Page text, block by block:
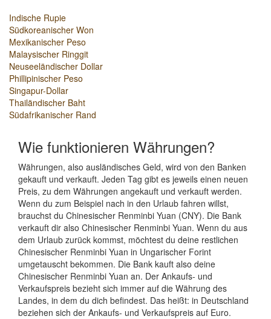
Indische Rupie
Südkoreanischer Won
Mexikanischer Peso
Malaysischer Ringgit
Neuseeländischer Dollar
Phillipinischer Peso
Singapur-Dollar
Thailändischer Baht
Südafrikanischer Rand
Wie funktionieren Währungen?
Währungen, also ausländisches Geld, wird von den Banken
gekauft und verkauft. Jeden Tag gibt es jeweils einen neuen
Preis, zu dem Währungen angekauft und verkauft werden.
Wenn du zum Beispiel nach in den Urlaub fahren willst,
brauchst du Chinesischer Renminbi Yuan (CNY). Die Bank
verkauft dir also Chinesischer Renminbi Yuan. Wenn du aus
dem Urlaub zurück kommst, möchtest du deine restlichen
Chinesischer Renminbi Yuan in Ungarischer Forint
umgetauscht bekommen. Die Bank kauft also deine
Chinesischer Renminbi Yuan an. Der Ankaufs- und
Verkaufspreis bezieht sich immer auf die Währung des
Landes, in dem du dich befindest. Das heißt: in Deutschland
beziehen sich der Ankaufs- und Verkaufspreis auf Euro.